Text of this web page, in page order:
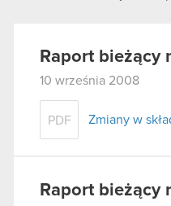
Raport bieżący
10 września 2008
PDF Zmiany w
Raport bieżący